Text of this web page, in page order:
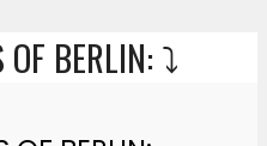
OF BERLIN: ⤵️